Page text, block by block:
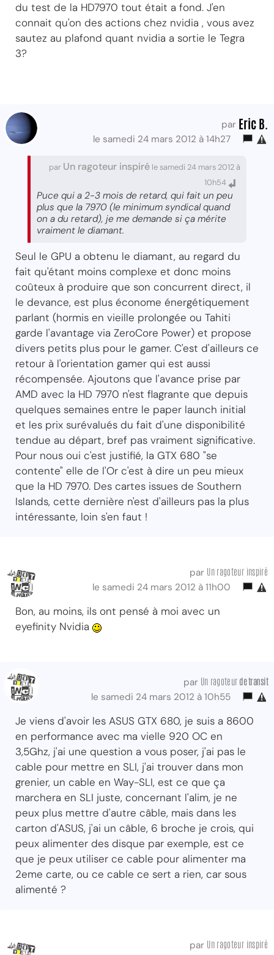
du test de la HD7970 tout était a fond. J'en
connait qu'on des actions chez nvidia , vous avez
sautez au plafond quant nvidia a sortie le Tegra
3?
par Eric B.
le samedi 24 mars 2012 à 14h27
par Un ragoteur inspiré le samedi 24 mars 2012 à
10h54
Puce qui a 2-3 mois de retard, qui fait un peu
plus que la 7970 (le minimum syndical quand
on a du retard), je me demande si ça mérite
vraiment le diamant.
Seul le GPU a obtenu le diamant, au regard du
fait qu'étant moins complexe et donc moins
coûteux à produire que son concurrent direct, il
le devance, est plus économe énergétiquement
parlant (hormis en vieille prolongée ou Tahiti
garde l'avantage via ZeroCore Power) et propose
divers petits plus pour le gamer. C'est d'ailleurs ce
retour à l'orientation gamer qui est aussi
récompensée. Ajoutons que l'avance prise par
AMD avec la HD 7970 n'est flagrante que depuis
quelques semaines entre le paper launch initial
et les prix surévalués du fait d'une disponibilité
tendue au départ, bref pas vraiment significative.
Pour nous oui c'est justifié, la GTX 680 "se
contente" elle de l'Or c'est à dire un peu mieux
que la HD 7970. Des cartes issues de Southern
Islands, cette dernière n'est d'ailleurs pas la plus
intéressante, loin s'en faut !
par Un ragoteur inspiré
le samedi 24 mars 2012 à 11h00
Bon, au moins, ils ont pensé à moi avec un
eyefinity Nvidia
par Un ragoteur de transit
le samedi 24 mars 2012 à 10h55
Je viens d'avoir les ASUS GTX 680, je suis a 8600
en performance avec ma vielle 920 OC en
3,5Ghz, j'ai une question a vous poser, j'ai pas le
cable pour mettre en SLI, j'ai trouver dans mon
grenier, un cable en Way-SLI, est ce que ça
marchera en SLI juste, concernant l'alim, je ne
peux plus mettre d'autre câble, mais dans les
carton d'ASUS, j'ai un câble, 6 broche je crois, qui
peux alimenter des disque par exemple, est ce
que je peux utiliser ce cable pour alimenter ma
2eme carte, ou ce cable ce sert a rien, car sous
alimenté ?
par Un ragoteur inspiré